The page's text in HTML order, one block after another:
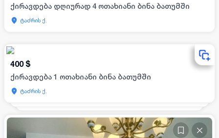
ქირავდება დღიურად 4 ოთახიანი ბინა ბათუმში
ტაძრის ქ.
400 $
ქირავდება 1 ოთახიანი ბინა ბათუმში
ტაძრის ქ.